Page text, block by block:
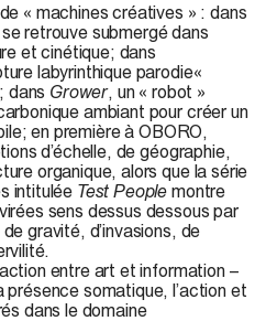
« machines créatives » : dans
retrouve submergé dans
et cinétique; dans
labyrinthique parodie«
dans Grower, un « robot »
ambiant pour créer un
en première à OBORO,
d’échelle, de géographie,
organique, alors que la série
intitulée Test People montre
sens dessus dessous par
gravité, d’invasions, de
entre art et information –
somatique, l’action et
dans le domaine